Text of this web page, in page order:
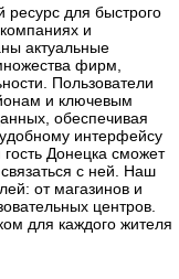
для быстрого
и
актуальные
фирм,
Пользователи
и ключевым
обеспечивая
интерфейсу
Донецка сможет
с ней. Наш
от магазинов и
центров.
для каждого жителя